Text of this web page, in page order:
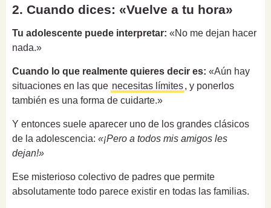
2. Cuando dices: «Vuelve a tu hora»
Tu adolescente puede interpretar: «No me dejan hacer
nada.»
Cuando lo que realmente quieres decir es: «Aún hay
situaciones en las que necesitas límites, y ponerlos
también es una forma de cuidarte.»
Y entonces suele aparecer uno de los grandes clásicos
de la adolescencia: «¡Pero a todos mis amigos les
dejan!»
Ese misterioso colectivo de padres que permite
absolutamente todo parece existir en todas las familias.